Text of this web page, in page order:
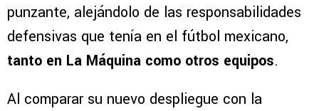
punzante, alejándolo de las responsabilidades
defensivas que tenía en el fútbol mexicano,
tanto en La Máquina como otros equipos.
Al comparar su nuevo despliegue con la